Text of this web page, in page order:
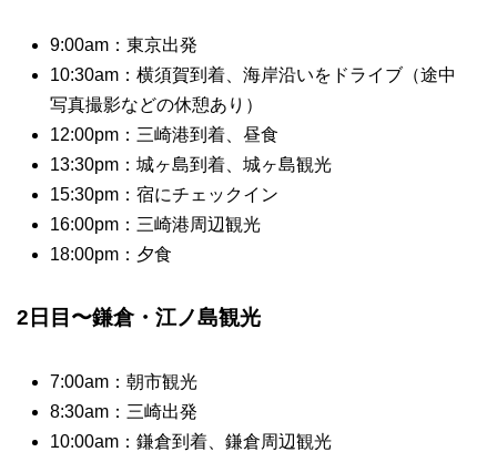
9:00am：東京出発
10:30am：横須賀到着、海岸沿いをドライブ（途中
写真撮影などの休憩あり）
12:00pm：三崎港到着、昼食
13:30pm：城ヶ島到着、城ヶ島観光
15:30pm：宿にチェックイン
16:00pm：三崎港周辺観光
18:00pm：夕食
2日目〜鎌倉・江ノ島観光
7:00am：朝市観光
8:30am：三崎出発
10:00am：鎌倉到着、鎌倉周辺観光